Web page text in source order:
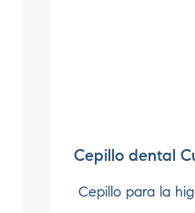
Cepillo dental
Cepillo para la